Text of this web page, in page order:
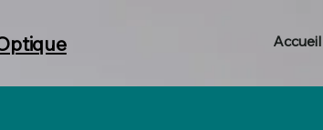
Accueil